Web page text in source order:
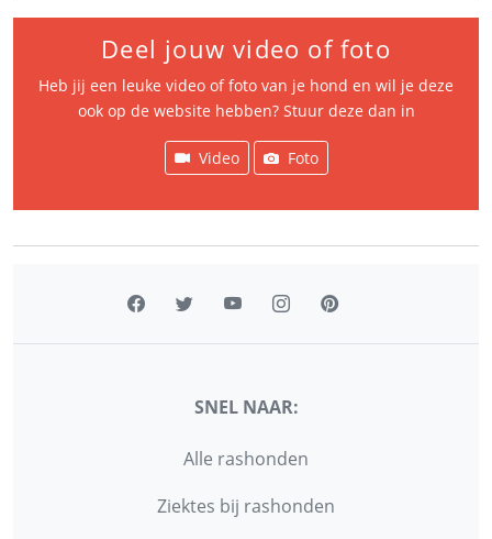
Deel jouw video of foto
Heb jij een leuke video of foto van je hond en wil je deze
ook op de website hebben? Stuur deze dan in
Video Foto
SNEL NAAR:
Alle rashonden
Ziektes bij rashonden